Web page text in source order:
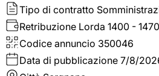
Tipo di contratto
Retribuzione Lorda 1400 -
Codice annuncio 350046
Data di pubblicazione 7/8/